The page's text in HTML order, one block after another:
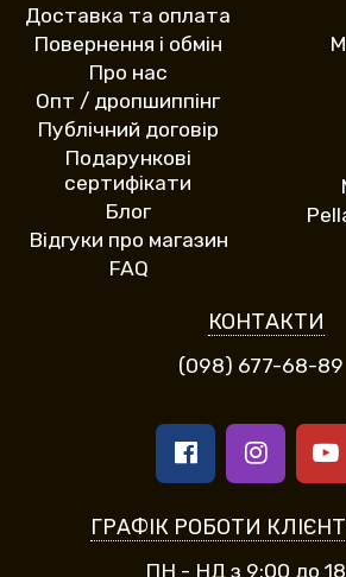
Доставка та оплата
Повернення і обмін
Про нас
Опт / дропшиппінг
Публічний договір
Подарункові
сертифікати
Блог
Відгуки про магазин
FAQ
КОНТАКТИ
(098) 677-68-89
ГРАФІК РОБОТИ
ПН - НД з 9:00 до